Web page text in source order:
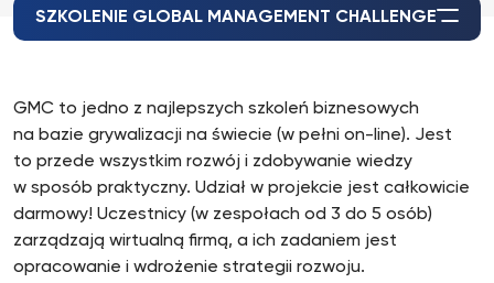
SZKOLENIE GLOBAL MANAGEMENT CHALLENGE
GMC to jedno z najlepszych szkoleń biznesowych
na bazie grywalizacji na świecie (w pełni on-line). Jest
to przede wszystkim rozwój i zdobywanie wiedzy
w sposób praktyczny. Udział w projekcie jest całkowicie
darmowy! Uczestnicy (w zespołach od 3 do 5 osób)
zarządzają wirtualną firmą, a ich zadaniem jest
opracowanie i wdrożenie strategii rozwoju.